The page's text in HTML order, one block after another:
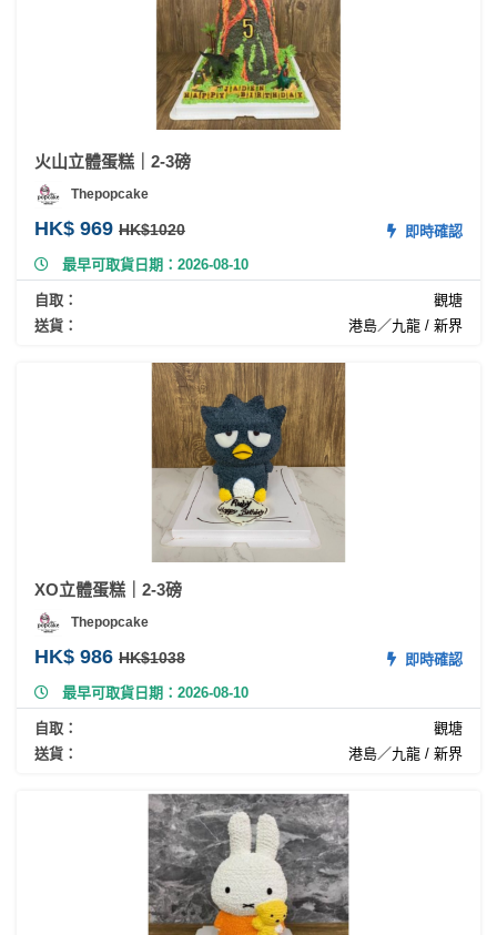
火山立體蛋糕｜2-3磅
Thepopcake
HK$ 969 HK$1020
即時確認
最早可取貨日期：2026-08-10
自取：
觀塘
送貨：
港島／九龍 / 新界
XO立體蛋糕｜2-3磅
Thepopcake
HK$ 986 HK$1038
即時確認
最早可取貨日期：2026-08-10
自取：
觀塘
送貨：
港島／九龍 / 新界